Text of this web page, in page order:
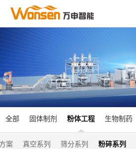
全部 固体制剂 粉体工程 生物制药
案 真空系列 筛分系列 粉碎系列